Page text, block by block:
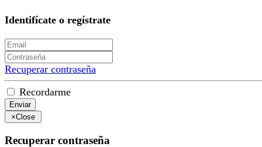
Identifícate o regístrate
Recuperar contraseña
Recordarme
Enviar
×Close
Recuperar contraseña